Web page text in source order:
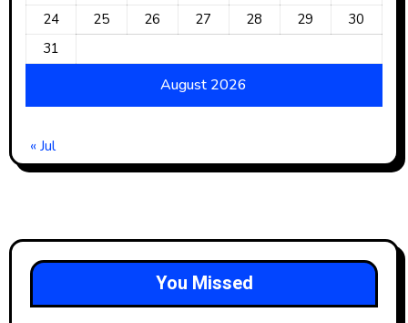
August 2026
24
25 26 27 28 29
30
31
« Jul
You Missed